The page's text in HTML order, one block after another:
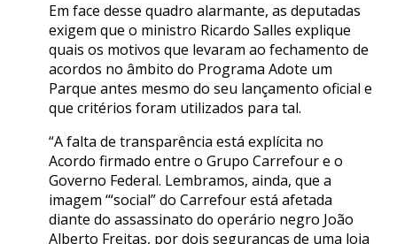
Em face desse quadro alarmante, as deputadas
exigem que o ministro Ricardo Salles explique
quais os motivos que levaram ao fechamento de
acordos no âmbito do Programa Adote um
Parque antes mesmo do seu lançamento oficial e
que critérios foram utilizados para tal.
“A falta de transparência está explícita no
Acordo firmado entre o Grupo Carrefour e o
Governo Federal. Lembramos, ainda, que a
imagem ‘“social” do Carrefour está afetada
diante do assassinato do operário negro João
Alberto Freitas, por dois seguranças de uma loja